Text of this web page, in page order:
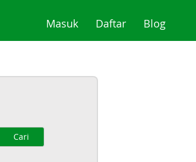
Masuk(current)
Daftar(current)
Blog
Cari